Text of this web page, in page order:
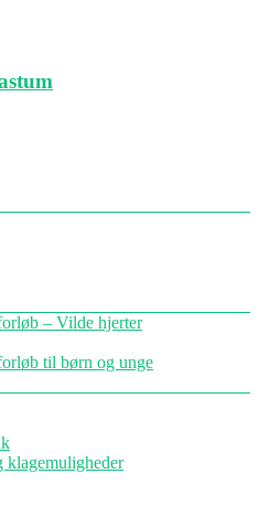
– Vilde hjerter
til børn og unge
klagemuligheder